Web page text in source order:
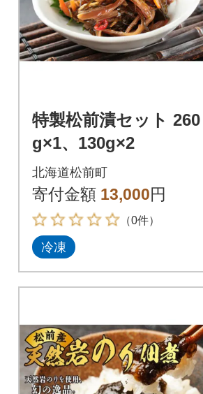
特製松前漬セット 260
g×1、130g×2
北海道松前町
寄付金額 13,000円
（0件）
冷凍